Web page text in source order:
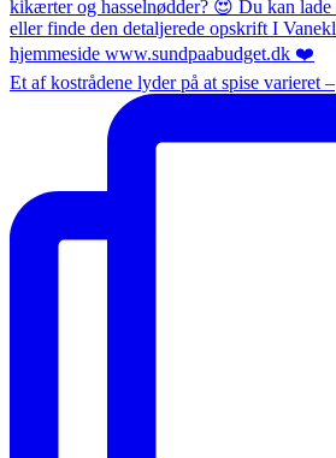
Et af kostrådene lyder på at spise varieret –